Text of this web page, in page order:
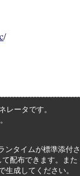
/
ータです。
イムが標準添付さ
て配布できます。
成してください。